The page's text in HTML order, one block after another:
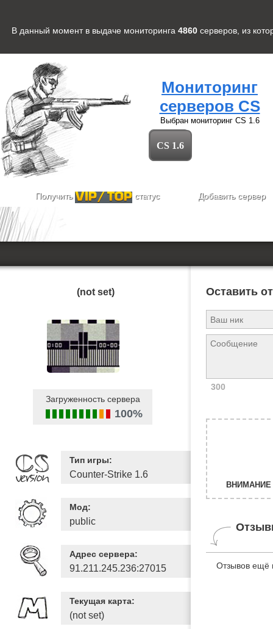
В данный момент в выдаче мониторинга 4860 серверов , из
Мониторинг
серверов CS
Выбран мониторинг CS 1.6
CS 1.6
Получить статус Добавить сервер
(not set)
Загруженность сервера
100%
Тип игры:
Counter-Strike 1.6
Мод:
public
Адрес сервера:
91.211.245.236:27015
Текущая карта:
(not set)
Оставить
300
ВНИМАНИЕ
Отзывов ещё